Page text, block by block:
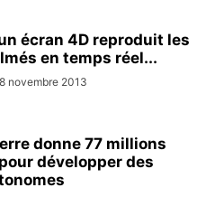
écran 4D reproduit les
en temps réel...
8 novembre 2013
donne 77 millions
développer des